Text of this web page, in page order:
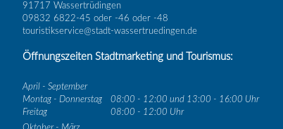
91717 Wassertrüdingen
09832 6822-45 oder -46 oder -48
touristikservice@stadt-wassertruedingen.de
Öffnungszeiten Stadtmarketing und Tourismus:
April - September
Montag - Donnerstag
08:00 - 12:00 und 13:00 - 16:00 Uhr
Freitag
08:00 - 12:00 Uhr